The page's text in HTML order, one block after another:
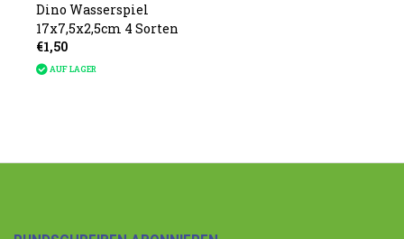
Dino Wasserspiel
17x7,5x2,5cm 4 Sorten
€1,50
AUF LAGER